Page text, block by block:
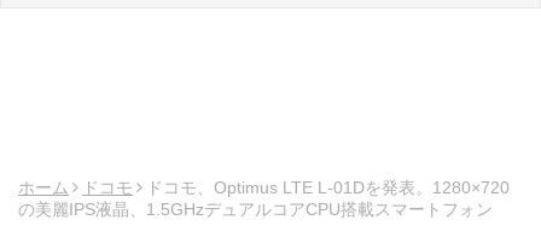
ホーム ドコモ
ドコモ、Optimus LTE L-01Dを発表。1280×720
の美麗IPS液晶、1.5GHzデュアルコアCPU搭載スマートフォン